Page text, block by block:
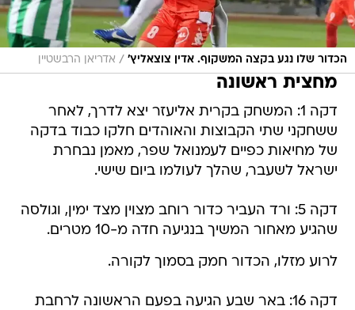
הכדור שלו נגע בקצה המשקוף. אדין צוצאליץ' / אדריאן הרבשטיין
מחצית ראשונה
דקה 1: המשחק בקרית אליעזר יצא לדרך, לאחר
ששחקני שתי הקבוצות והאוהדים חלקו כבוד בדקה
של מחיאות כפיים לעמנואל שפר, מאמן נבחרת
ישראל לשעבר, שהלך לעולמו ביום שישי.
דקה 5: ורד העביר כדור רוחב מצוין מצד ימין, וגולסה
שהגיע מאחור המשיך בנגיעה חדה מ-10 מטרים.
לרוע מזלו, הכדור חמק בסמוך לקורה.
דקה 16: באר שבע הגיעה בפעם הראשונה לרחבת